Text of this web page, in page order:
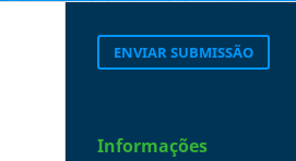
ENVIAR SUBMISSÃO
Informações